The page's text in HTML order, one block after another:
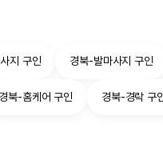
지 구인 경북-발마사지 구인
경북-홈케어 구인 경북-경락 구